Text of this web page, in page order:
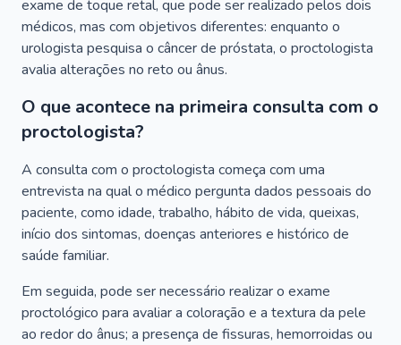
exame de toque retal, que pode ser realizado pelos dois
médicos, mas com objetivos diferentes: enquanto o
urologista pesquisa o câncer de próstata, o proctologista
avalia alterações no reto ou ânus.
O que acontece na primeira consulta com o
proctologista?
A consulta com o proctologista começa com uma
entrevista na qual o médico pergunta dados pessoais do
paciente, como idade, trabalho, hábito de vida, queixas,
início dos sintomas, doenças anteriores e histórico de
saúde familiar.
Em seguida, pode ser necessário realizar o exame
proctológico para avaliar a coloração e a textura da pele
ao redor do ânus; a presença de fissuras, hemorroidas ou